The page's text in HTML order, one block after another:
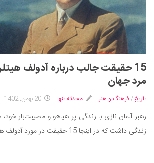
علمی
فناوری‌ها
نجوم و هوا فضا
زمین و محیط زیست
خودرو
سرگرمی
دانستنی‌ها
بازی
15 حقیقت جالب درباره آدولف
مرد جهان
تاریخ/ فرهنگ و هنر محدثه تنها 20 بهمن, 1402
رهبر آلمان نازی با زندگی پر هیاهو و مصیبت‌بار
زندگی داشت که در اینجا 15 حقیقت در مورد آدولف هیتلر...